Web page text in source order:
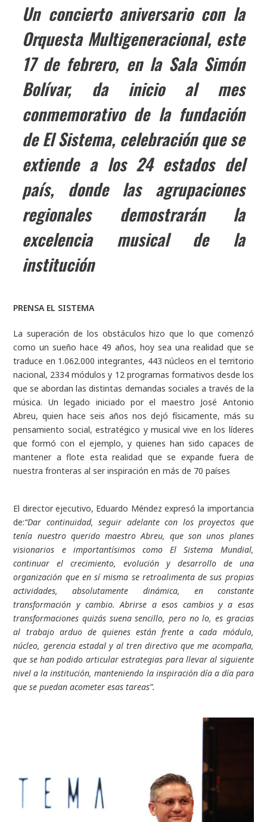
Un concierto aniversario con la
Orquesta Multigeneracional, este
17 de febrero, en la Sala Simón
Bolívar, da inicio al mes
conmemorativo de la fundación
de El Sistema, celebración que se
extiende a los 24 estados del
país, donde las agrupaciones
regionales demostrarán la
excelencia musical de la
institución
PRENSA EL SISTEMA
La superación de los obstáculos hizo que lo que comenzó
como un sueño hace 49 años, hoy sea una realidad que se
traduce en 1.062.000 integrantes, 443 núcleos en el territorio
nacional, 2334 módulos y 12 programas formativos desde los
que se abordan las distintas demandas sociales a través de la
música. Un legado iniciado por el maestro José Antonio
Abreu, quien hace seis años nos dejó físicamente, más su
pensamiento social, estratégico y musical vive en los líderes
que formó con el ejemplo, y quienes han sido capaces de
mantener a flote esta realidad que se expande fuera de
nuestra fronteras al ser inspiración en más de 70 países
El director ejecutivo, Eduardo Méndez expresó la importancia
de:“Dar continuidad, seguir adelante con los proyectos que
tenía nuestro querido maestro Abreu, que son unos planes
visionarios e importantísimos como El Sistema Mundial,
continuar el crecimiento, evolución y desarrollo de una
organización que en sí misma se retroalimenta de sus propias
actividades, absolutamente dinámica, en constante
transformación y cambio. Abrirse a esos cambios y a esas
transformaciones quizás suena sencillo, pero no lo, es gracias
al trabajo arduo de quienes están frente a cada módulo,
núcleo, gerencia estadal y al tren directivo que me acompaña,
que se han podido articular estrategias para llevar al siguiente
nivel a la institución, manteniendo la inspiración día a día para
que se puedan acometer esas tareas”.